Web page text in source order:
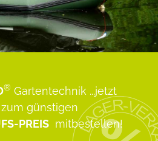
® Gartentechnik ...jetzt
günstigen
PREIS mitbestellen!